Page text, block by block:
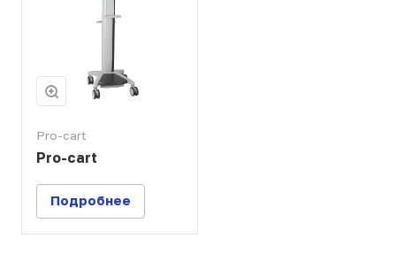
Pro-cart
Pro-cart
Подробнее